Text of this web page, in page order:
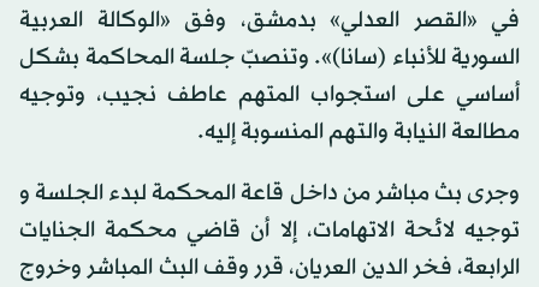
في «القصر العدلي» بدمشق، وفق «الوكالة العربية
السورية للأنباء (سانا)». وتنصبّ جلسة المحاكمة بشكل
أساسي على استجواب المتهم عاطف نجيب، وتوجيه
مطالعة النيابة والتهم المنسوبة إليه.
وجرى بث مباشر من داخل قاعة المحكمة لبدء الجلسة و
توجيه لائحة الاتهامات، إلا أن قاضي محكمة الجنايات
الرابعة، فخر الدين العريان، قرر وقف البث المباشر وخروج